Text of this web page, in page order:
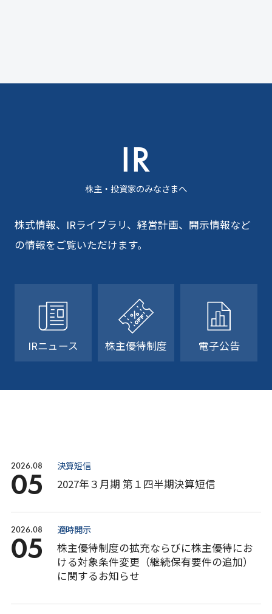
IR
株主 ・ 投資家のみなさまへ
株式情報、IRライブラリ、経営計画、開示情報など
の情報をご覧いただけます。
IRニュース 株主優待制度 電子公告
2026.08
05
決算短信
2027年３月期 第１四半期決算短信
2026.08
05
適時開示
株主優待制度の拡充ならびに株主優待にお
ける対象条件変更（継続保有要件の追加）
に関するお知らせ